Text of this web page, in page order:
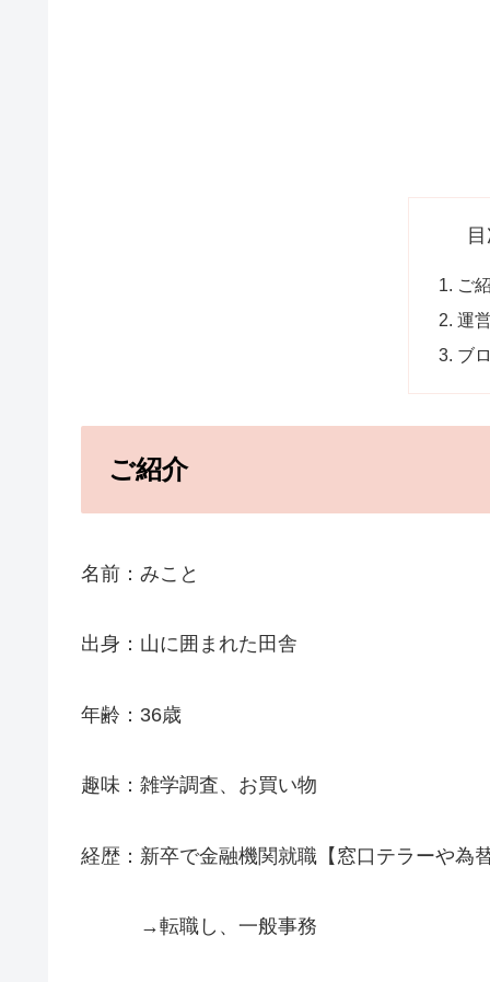
ご
運
ブ
ご紹介
名前：みこと
出身：山に囲まれた田舎
年齢：36歳
趣味：雑学調査、お買い物
経歴：新卒で金融機関就職【窓口テラーや為
→転職し、一般事務